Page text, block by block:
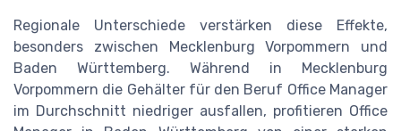
Regionale Unterschiede verstärken diese Effekte,
besonders zwischen Mecklenburg Vorpommern und
Baden Württemberg. Während in Mecklenburg
Vorpommern die Gehälter für den Beruf Office Manager
im Durchschnitt niedriger ausfallen, profitieren Office